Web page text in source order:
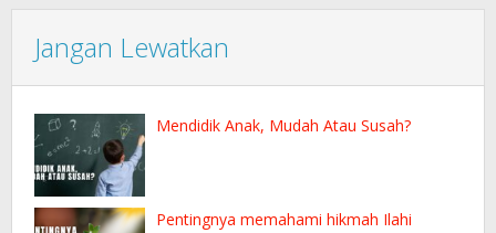
Jangan Lewatkan
Mendidik Anak, Mudah Atau Susah?
Pentingnya memahami hikmah Ilahi